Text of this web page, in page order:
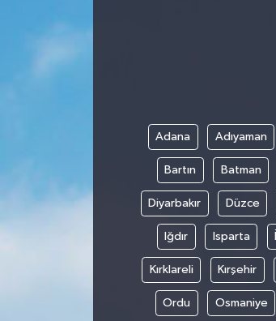
Adana Adıyaman
Bartın Batman
Diyarbakır Düzce
Iğdır Isparta
Kırklareli Kırşehir
Ordu Osmaniye
Siyaset